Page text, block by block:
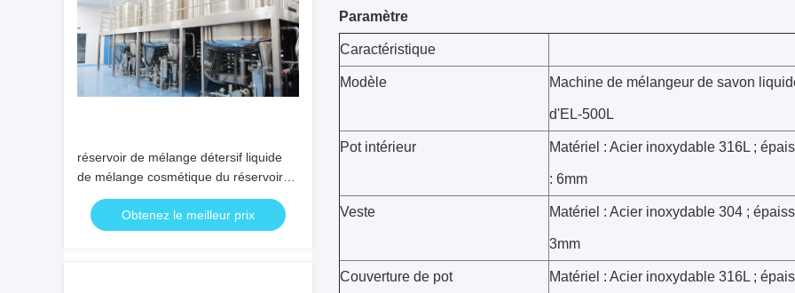
réservoir de mélange détersif liquide
de mélange cosmétique du réservoir
60rpm du savon 20000L
Obtenez le meilleur prix
Paramètre
Caractéristique
Modèle Machine de mélangeur de savon
d'EL-500L
Pot intérieur Matériel : Acier inoxydable 316L ;
: 6mm
Veste Matériel : Acier inoxydable 304 ;
3mm
Couverture de pot Matériel : Acier inoxydable 316L ;